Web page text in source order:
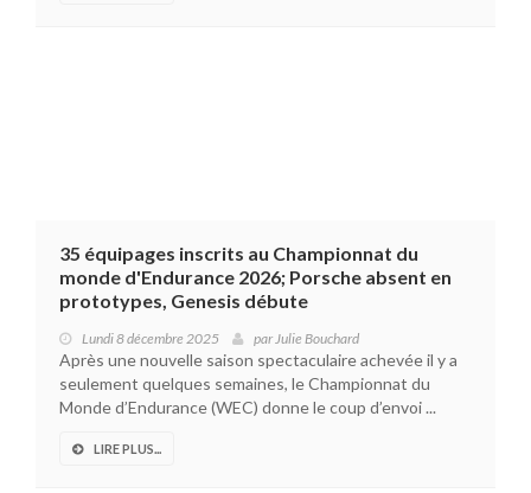
35 équipages inscrits au Championnat du
monde d'Endurance 2026; Porsche absent en
prototypes, Genesis débute
Lundi 8 décembre 2025 parJulie Bouchard
Après une nouvelle saison spectaculaire achevée il y a
seulement quelques semaines, le Championnat du
Monde d’Endurance (WEC) donne le coup d’envoi ...
LIRE PLUS...